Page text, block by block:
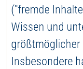
("fremde
Wissen und
größtmöglicher
Insbesondere